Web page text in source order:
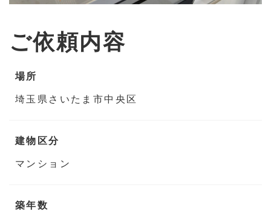
ご依頼内容
場所
埼玉県さいたま市中央区
建物区分
マンション
築年数